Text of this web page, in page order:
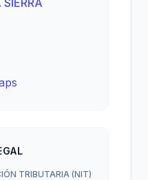
TRIBUTARIA (NIT)